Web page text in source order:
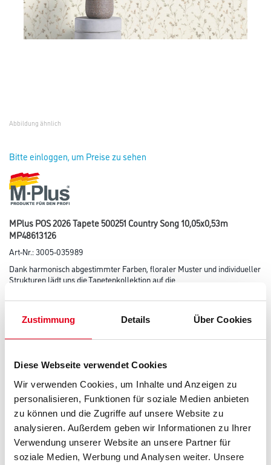
Zustimmung Details Über Cookies
Diese Webseite verwendet Cookies
Wir verwenden Cookies, um Inhalte und Anzeigen zu
personalisieren, Funktionen für soziale Medien anbieten
zu können und die Zugriffe auf unsere Website zu
analysieren. Außerdem geben wir Informationen zu Ihrer
Verwendung unserer Website an unsere Partner für
soziale Medien, Werbung und Analysen weiter. Unsere
Abbildung ähnlich
Bitte einloggen, um Preise zu sehen
MPlus POS 2026 Tapete 500251 Country Song 10,05x0,53m
MP48613126
Art-Nr.:3005-035989
Dank harmonisch abgestimmter Farben, floraler Muster und individueller
Strukturen lädt uns die Tapetenkollektion auf die
Farbtonbezeichnung
Länge in centimeter
Breite in centimeter
Gebinde